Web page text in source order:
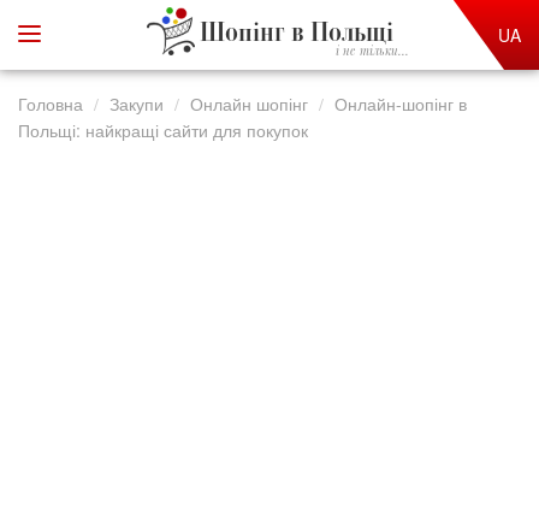
Шопінг в Польщі
і не тільки...
UA
Головна Закупи Онлайн шопінг
Онлайн-шопінг в
Польщі: найкращі сайти для покупок